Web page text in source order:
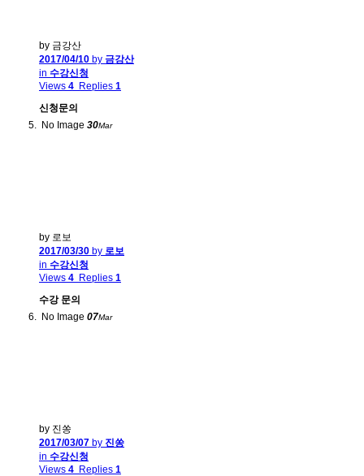
by 금강산
2017/04/10 by 금강산
in 수강신청
Views 4 Replies 1
신청문의
No Image 30Mar
by 로보
2017/03/30 by 로보
in 수강신청
Views 4 Replies 1
수강 문의
No Image 07Mar
by 진쏭
2017/03/07 by 진쏭
in 수강신청
Views 4 Replies 1